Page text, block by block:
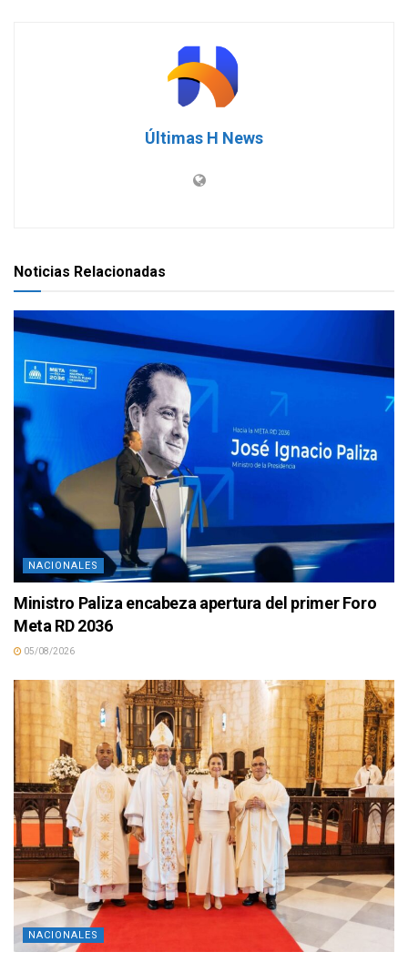
Últimas H News
Noticias Relacionadas
NACIONALES
Ministro Paliza encabeza apertura del primer Foro
Meta RD 2036
05/08/2026
NACIONALES